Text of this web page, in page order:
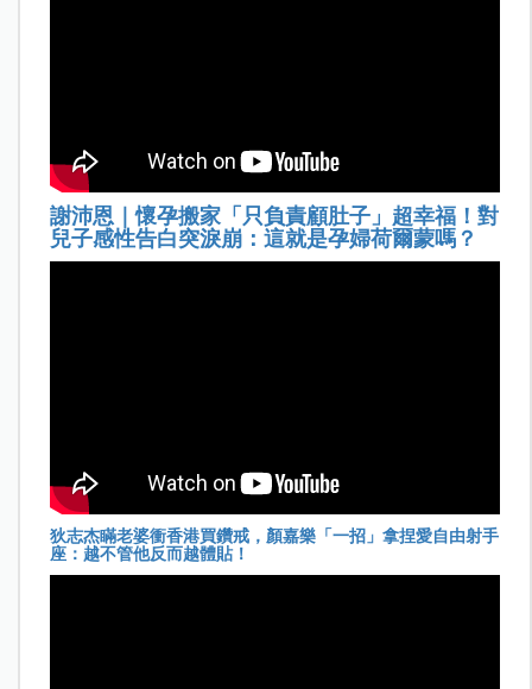
謝沛恩｜懷孕搬家「只負責顧肚子」超幸福！對
兒子感性告白突淚崩：這就是孕婦荷爾蒙嗎？
狄志杰瞞老婆衝香港買鑽戒，顏嘉樂「一招」拿捏愛自由射手
座：越不管他反而越體貼！